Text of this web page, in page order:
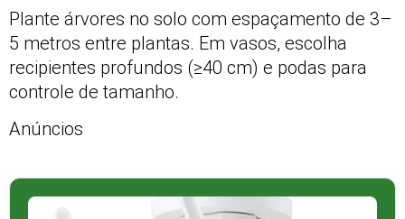
Plante árvores no solo com espaçamento de 3–
5 metros entre plantas. Em vasos, escolha
recipientes profundos (≥40 cm) e podas para
controle de tamanho.
Anúncios